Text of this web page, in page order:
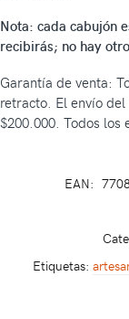
Nota: cada cabujón
recibirás; no hay
Garantía de venta:
retracto. El envío
$200.000. Todos los
EAN:
Etiquetas: